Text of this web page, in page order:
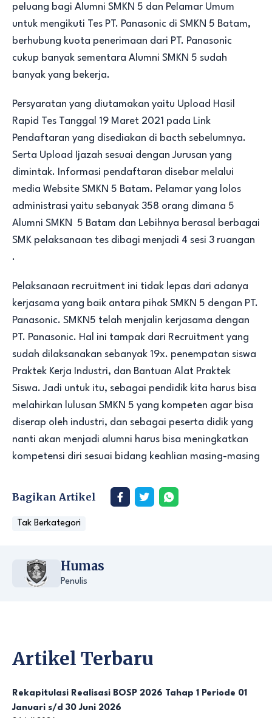
peluang bagi Alumni SMKN 5 dan Pelamar Umum
untuk mengikuti Tes PT. Panasonic di SMKN 5 Batam,
berhubung kuota penerimaan dari PT. Panasonic
cukup banyak sementara Alumni SMKN 5 sudah
banyak yang bekerja.
Persyaratan yang diutamakan yaitu Upload Hasil
Rapid Tes Tanggal 19 Maret 2021 pada Link
Pendaftaran yang disediakan di bacth sebelumnya.
Serta Upload Ijazah sesuai dengan Jurusan yang
dimintak. Informasi pendaftaran disebar melalui
media Website SMKN 5 Batam. Pelamar yang lolos
administrasi yaitu sebanyak 358 orang dimana 5
Alumni SMKN 5 Batam dan Lebihnya berasal berbagai
SMK pelaksanaan tes dibagi menjadi 4 sesi 3 ruangan
.
Pelaksanaan recruitment ini tidak lepas dari adanya
kerjasama yang baik antara pihak SMKN 5 dengan PT.
Panasonic. SMKN5 telah menjalin kerjasama dengan
PT. Panasonic. Hal ini tampak dari Recruitment yang
sudah dilaksanakan sebanyak 19x. penempatan siswa
Praktek Kerja Industri, dan Bantuan Alat Praktek
Siswa. Jadi untuk itu, sebagai pendidik kita harus bisa
melahirkan lulusan SMKN 5 yang kompeten agar bisa
diserap oleh industri, dan sebagai peserta didik yang
nanti akan menjadi alumni harus bisa meningkatkan
kompetensi diri sesuai bidang keahlian masing-masing
Bagikan Artikel
Tak Berkategori
Humas
Penulis
Artikel Terbaru
Rekapitulasi Realisasi BOSP 2026 Tahap 1 Periode 01
Januari s/d 30 Juni 2026